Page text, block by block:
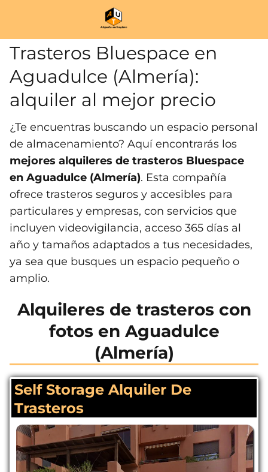
Trasteros Bluespace en
Aguadulce (Almería):
alquiler al mejor precio
¿Te encuentras buscando un espacio personal
de almacenamiento? Aquí encontrarás los
mejores alquileres de trasteros Bluespace
en Aguadulce (Almería). Esta compañía
ofrece trasteros seguros y accesibles para
particulares y empresas, con servicios que
incluyen videovigilancia, acceso 365 días al
año y tamaños adaptados a tus necesidades,
ya sea que busques un espacio pequeño o
amplio.
Alquileres de trasteros con
fotos en Aguadulce
(Almería)
Self Storage Alquiler De
Trasteros